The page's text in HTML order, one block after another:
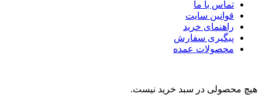
تماس با ما
قوانین سایت
راهنمای خرید
پیگیری سفارش
محصولات عمده
هیچ محصولی در سبد خرید نیست.